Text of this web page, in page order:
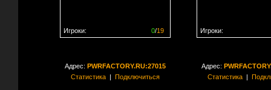
0/19
Игроки:
Игроки:
Адрес: PWRFACTORY.RU:27015
Статистика| Подключиться
Адрес:
Статистика|